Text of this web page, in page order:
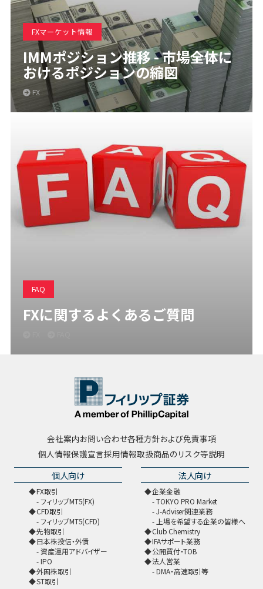
FXマーケット情報
IMMポジション推移 - 市場全体に
おけるポジションの縮図
FX
FAQ
FXに関するよくあるご質問
会社案内お問い合わせ各種方針および免責事項
個人情報保護宣言採用情報取扱商品のリスク等説明
個人向け
FX取引
フィリップMT5(FX)
CFD取引
フィリップMT5(CFD)
先物取引
日本株投信・外債
資産運用アドバイザー
IPO
外国株取引
ST取引
法人向け
企業金融
TOKYO PRO Market
J-Adviser関連業務
上場を希望する企業の皆様へ
Club Chemistry
IFAサポート業務
公開買付・TOB
法人営業
DMA・高速取引等